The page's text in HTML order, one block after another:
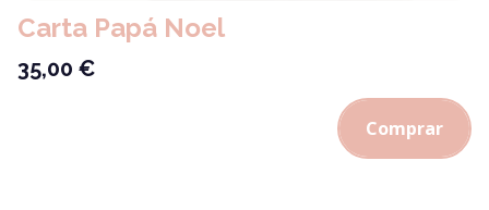
Carta Papá Noel
35,00 €
Comprar